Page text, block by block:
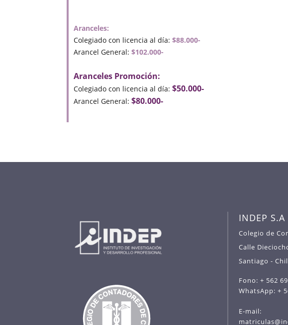
Aranceles:
Colegiado con licencia al día:$88.000-
Arancel General:$102.000-
Aranceles Promoción:
Colegiado con licencia al día:$50.000-
Arancel General:$80.000-
INDEP S.A
Colegio de
Calle
Santiago -
Fono: + 562
WhatsApp: +
E-mail: